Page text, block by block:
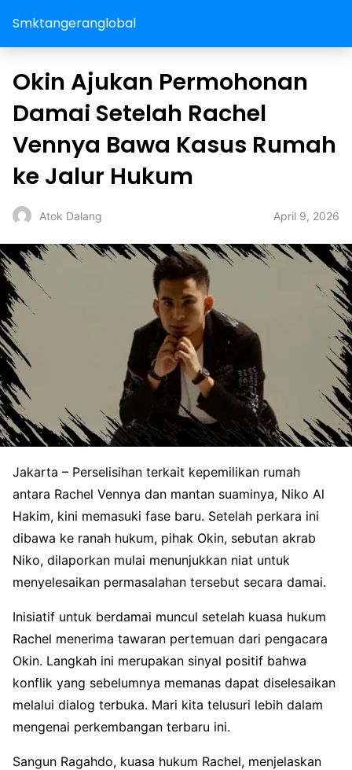
Smktangeranglobal
Okin Ajukan Permohonan
Damai Setelah Rachel
Vennya Bawa Kasus Rumah
ke Jalur Hukum
Atok Dalang April 9, 2026
Jakarta – Perselisihan terkait kepemilikan rumah
antara Rachel Vennya dan mantan suaminya, Niko Al
Hakim, kini memasuki fase baru. Setelah perkara ini
dibawa ke ranah hukum, pihak Okin, sebutan akrab
Niko, dilaporkan mulai menunjukkan niat untuk
menyelesaikan permasalahan tersebut secara damai.
Inisiatif untuk berdamai muncul setelah kuasa hukum
Rachel menerima tawaran pertemuan dari pengacara
Okin. Langkah ini merupakan sinyal positif bahwa
konflik yang sebelumnya memanas dapat diselesaikan
melalui dialog terbuka. Mari kita telusuri lebih dalam
mengenai perkembangan terbaru ini.
Sangun Ragahdo, kuasa hukum Rachel, menjelaskan